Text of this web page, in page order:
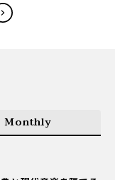
Monthly